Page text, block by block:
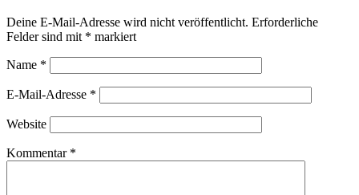
Deine E-Mail-Adresse wird nicht veröffentlicht. Erforderliche
Felder sind mit * markiert
Name *
E-Mail-Adresse *
Website
Kommentar *